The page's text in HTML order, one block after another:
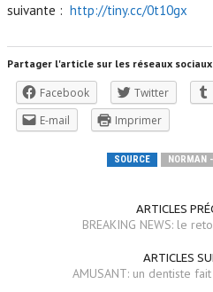
suivante : http://tiny.cc/0t10gx
Partager l'article sur les réseaux sociaux
Facebook Twitter
E-mail
Imprimer
SOURCE NORMAN
ARTICLES
BREAKING NEWS: le
ARTICLES
AMUSANT: un dentiste